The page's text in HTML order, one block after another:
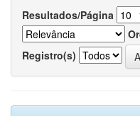
Resultados/Página
Registro(s)